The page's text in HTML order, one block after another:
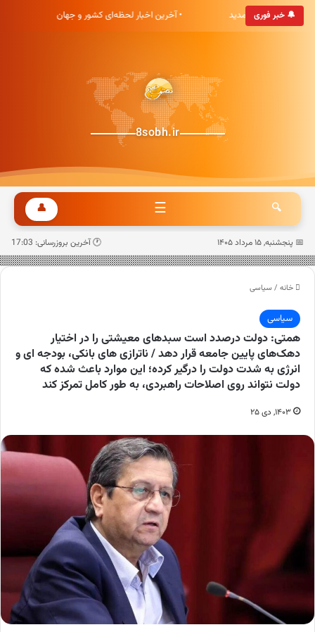
🔔 خبر فوری
هشت صبح خوش آمدید • آخرین اخبار لحظه‌ای کشور و جهان
8sobh.ir
🔍
☰
👤
📅 پنجشنبه, ۱۵ مرداد ۱۴۰۵ 🕐 آخرین بروزرسانی: 17:03
خانه / سیاسی
سیاسی
همتی: دولت درصدد است سبدهای معیشتی را در اختیار
دهک‌های پایین جامعه قرار دهد / ناترازی های بانکی، بودجه ای و
انرژی به شدت دولت را درگیر کرده؛ این موارد باعث شده که
دولت نتواند روی اصلاحات راهبردی، به طور کامل تمرکز کند
۱۴۰۳, دی ۲۵